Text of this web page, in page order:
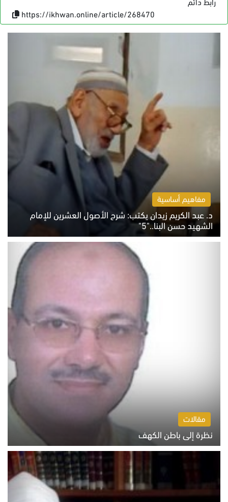
https://ikhwan.online/article/268470
مفاهيم أساسية
د. عبد الكريم زيدان يكتب: شرح الأصول العشرين للإمام
الشهيد حسن البنا.."5"
السبت 8 أغسطس 2026 10:46 ص
مقالات
نظرة إلى باطن الكهف
السبت 8 أغسطس 2026 11:04 ص